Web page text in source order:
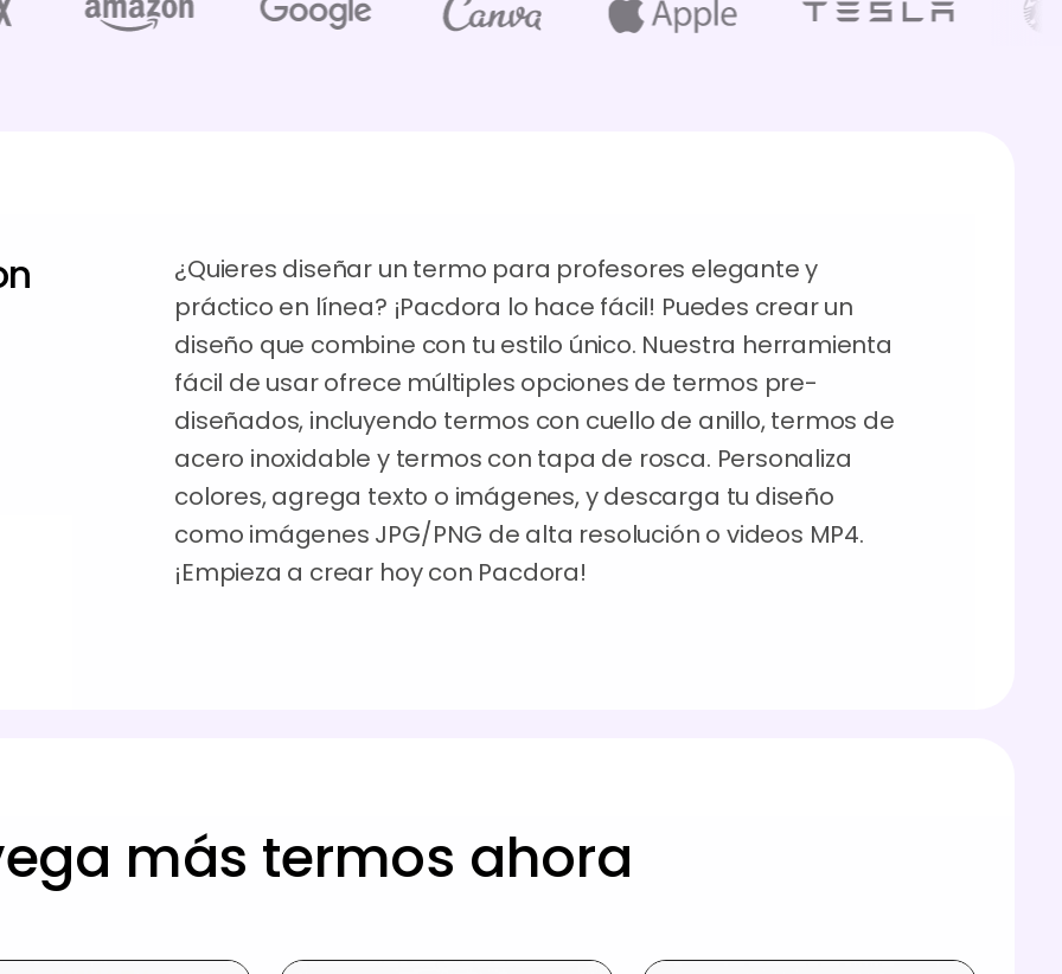
¿Quieres diseñar un termo para profesores elegante y
práctico en línea? ¡Pacdora lo hace fácil! Puedes crear un
diseño que combine con tu estilo único. Nuestra herramienta
fácil de usar ofrece múltiples opciones de termos pre-
diseñados, incluyendo termos con cuello de anillo, termos de
acero inoxidable y termos con tapa de rosca. Personaliza
colores, agrega texto o imágenes, y descarga tu diseño
como imágenes JPG/PNG de alta resolución o videos MP4.
¡Empieza a crear hoy con Pacdora!
más termos ahora